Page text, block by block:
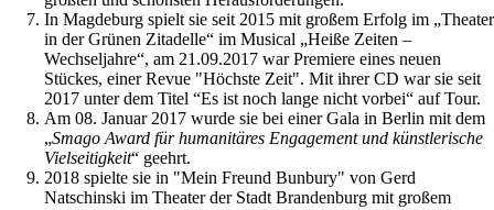
In Magdeburg spielt sie seit 2015 mit großem Erfolg im „Theater
in der Grünen Zitadelle“ im Musical „Heiße Zeiten –
Wechseljahre“, am 21.09.2017 war Premiere eines neuen
Stückes, einer Revue "Höchste Zeit". Mit ihrer CD war sie seit
2017 unter dem Titel “Es ist noch lange nicht vorbei“ auf Tour.
Am 08. Januar 2017 wurde sie bei einer Gala in Berlin mit dem
„Smago Award für humanitäres Engagement und künstlerische
Vielseitigkeit“ geehrt.
2018 spielte sie in "Mein Freund Bunbury" von Gerd
Natschinski im Theater der Stadt Brandenburg mit großem